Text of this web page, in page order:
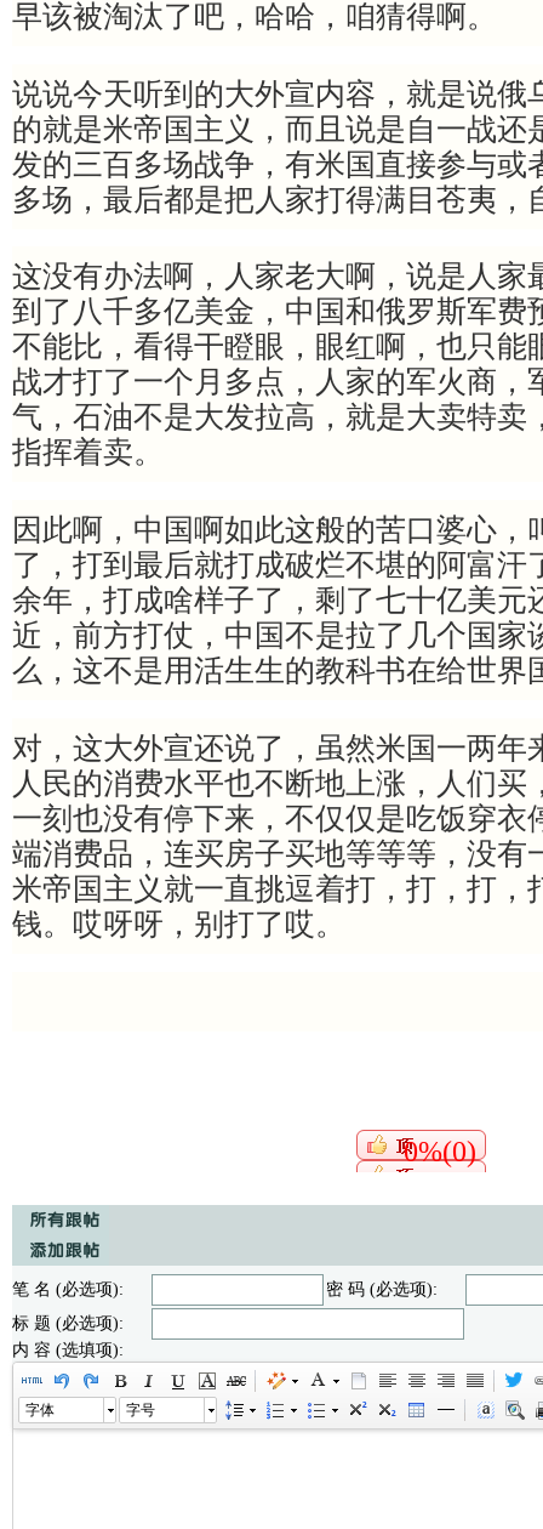
早该被淘汰了吧，哈哈，咱猜得啊。
说说今天听到的大外宣内容，就是说俄
的就是米帝国主义，而且说是自一战还
发的三百多场战争，有米国直接参与或
多场，最后都是把人家打得满目苍夷，
这没有办法啊，人家老大啊，说是人家
到了八千多亿美金，中国和俄罗斯军费
不能比，看得干瞪眼，眼红啊，也只能
战才打了一个月多点，人家的军火商，
气，石油不是大发拉高，就是大卖特卖
指挥着卖。
因此啊，中国啊如此这般的苦口婆心，
了，打到最后就打成破烂不堪的阿富汗
余年，打成啥样子了，剩了七十亿美元
近，前方打仗，中国不是拉了几个国家
么，这不是用活生生的教科书在给世界
对，这大外宣还说了，虽然米国一两年
人民的消费水平也不断地上涨，人们买
一刻也没有停下来，不仅仅是吃饭穿衣
端消费品，连买房子买地等等等，没有
米帝国主义就一直挑逗着打，打，打，
钱。哎呀呀，别打了哎。
0%(0)
笔 名 (必选项):
密 码 (必选项):
标 题 (必选项):
内 容 (选填项):
字体 字号